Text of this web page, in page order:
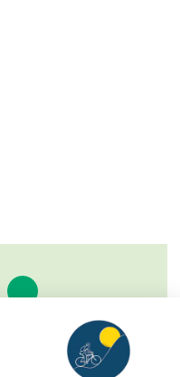
DU SOLEIL
33, 38520 LE BOURG